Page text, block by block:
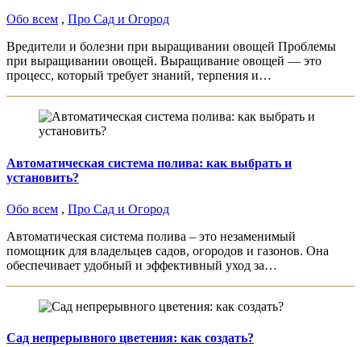
Обо всем , Про Сад и Огород
Вредители и болезни при выращивании овощей Проблемы
при выращивании овощей. Выращивание овощей — это
процесс, который требует знаний, терпения и…
Автоматическая система полива: как выбрать и
установить?
Обо всем , Про Сад и Огород
Автоматическая система полива – это незаменимый
помощник для владельцев садов, огородов и газонов. Она
обеспечивает удобный и эффективный уход за…
Сад непрерывного цветения: как создать?